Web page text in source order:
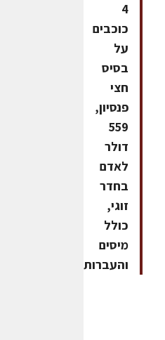
4
כוכבים
על
בסיס
חצי
פנסיון,
559
דולר
לאדם
בחדר
זוגי,
כולל
מיסים
והעברות